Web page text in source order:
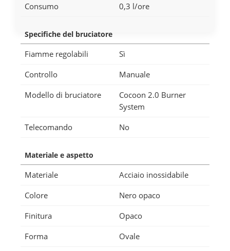
Consumo
0,3 l/ore
Specifiche del bruciatore
Fiamme regolabili
Sì
Controllo
Manuale
Modello di bruciatore
Cocoon 2.0 Burner
System
Telecomando
No
Materiale e aspetto
Materiale
Acciaio inossidabile
Colore
Nero opaco
Finitura
Opaco
Forma
Ovale